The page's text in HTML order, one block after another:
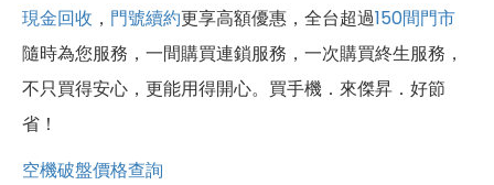
現金回收 ， 門號續約更享高額優惠，全台超過150間門市
隨時為您服務，一間購買連鎖服務，一次購買終生服務，
不只買得安心，更能用得開心。買手機．來傑昇．好節
省！
空機破盤價格查詢